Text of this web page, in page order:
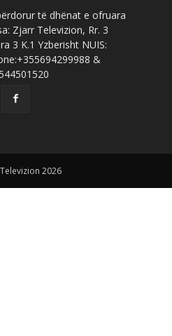
të dhënat e ofruara
Zjarr Televizion, Rr. 3
3 K.1 Yzberisht NUIS:
&
2026